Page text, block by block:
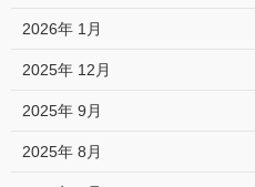
2026年 1月
2025年 12月
2025年 9月
2025年 8月